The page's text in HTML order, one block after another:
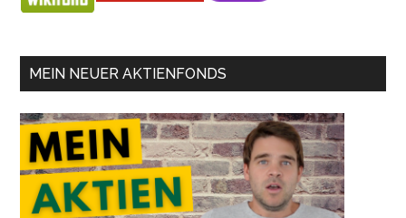
MEIN NEUER AKTIENFONDS